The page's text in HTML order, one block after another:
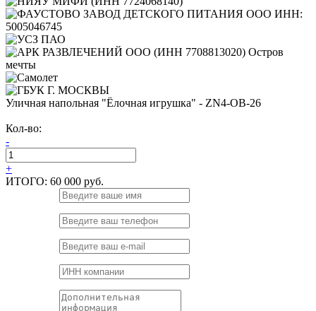
Уличная напольная "Ёлочная игрушка" - ZN4-OB-26
Кол-во:
-
+
ИТОГО: 60 000 руб.